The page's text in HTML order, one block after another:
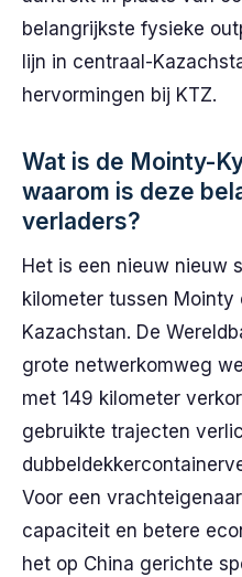
belangrijkste fysieke
lijn in centraal-
hervormingen bij KTZ.
Wat is de Mointy-
waarom is deze
verladers?
Het is een nieuw nieuw
kilometer tussen Mointy
Kazachstan. De
grote netwerkomweg
met 149 kilometer
gebruikte trajecten
Voor een
capaciteit en betere
het op China gerichte